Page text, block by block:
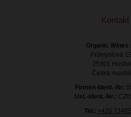
Kontakt
Organic Wines
Průmyslová
25301
Česká
Firmen-Ident.-Nr:
Ust.-Ident.-Nr.:
Tel.: +420